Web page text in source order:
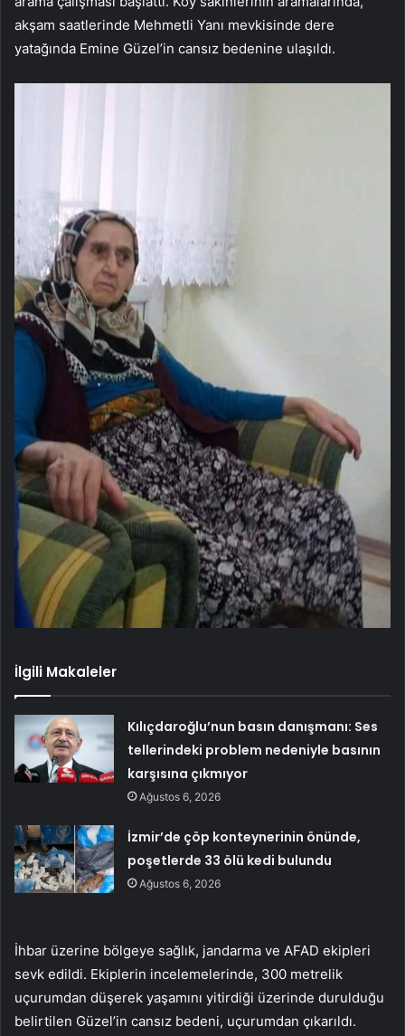
akşam saatlerinde Mehmetli Yanı mevkisinde dere
yatağında Emine Güzel’in cansız bedenine ulaşıldı.
İlgili Makaleler
Kılıçdaroğlu’nun basın danışmanı: Ses
tellerindeki problem nedeniyle basının
karşısına çıkmıyor
Ağustos 6, 2026
İzmir’de çöp konteynerinin önünde,
poşetlerde 33 ölü kedi bulundu
Ağustos 6, 2026
İhbar üzerine bölgeye sağlık, jandarma ve AFAD ekipleri
sevk edildi. Ekiplerin incelemelerinde, 300 metrelik
uçurumdan düşerek yaşamını yitirdiği üzerinde durulduğu
belirtilen Güzel’in cansız bedeni, uçurumdan çıkarıldı.